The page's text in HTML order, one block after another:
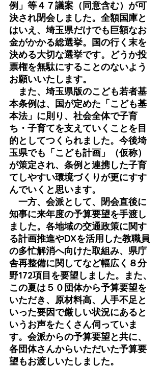
例」等４７議案（同意含む）が可
決され閉会しました。全額国庫と
はいえ、埼玉県だけでも巨額なお
金がかかる総選挙。国の行く末を
決める大切な選挙です。どうか投
票権を無駄にすることのないよう
お願いいたします。
また、埼玉県版のこども若者基
本条例は、国が定めた「こども基
本法」に則り、社会全体で子育
ち・子育てを支えていくことを目
的としてつくられました。今後埼
玉県でも「こども計画」（仮称）
が策定され、条例と連携した子育
てしやすい環境づくりが更にすす
んでいくと思います。
一方、会派として、閉会直後に
知事に来年度の予算要望を手渡し
ました。各地域の交通政策に関す
る計画推進やDXを活用した教職員
の多忙解消へ向けた取組み、県庁
舎再整備に関してなど幅広く８分
野172項目を要望しました。また、
この夏は５０団体から予算要望を
いただき、原材料高、人手不足と
いった要因で厳しい状況にあると
いうお声をたくさん伺っていま
す。会派からの予算要望と共に、
各団体さんからいただいた予算要
望もお渡しいたしました。